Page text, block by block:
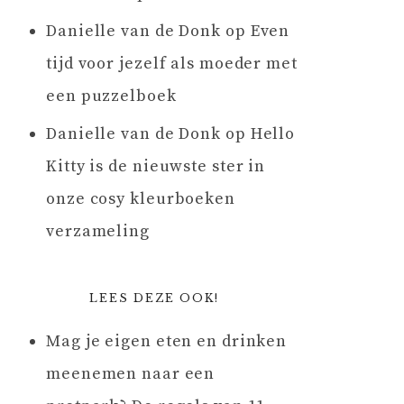
Danielle van de Donk op Even
tijd voor jezelf als moeder met
een puzzelboek
Danielle van de Donk op Hello
Kitty is de nieuwste ster in
onze cosy kleurboeken
verzameling
LEES DEZE OOK!
Mag je eigen eten en drinken
meenemen naar een